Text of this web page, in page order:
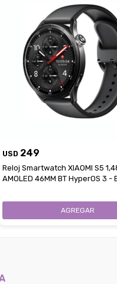
USD 249
Reloj Smartwatch XIAOMI S5
AMOLED 46MM BT HyperOS 3 -